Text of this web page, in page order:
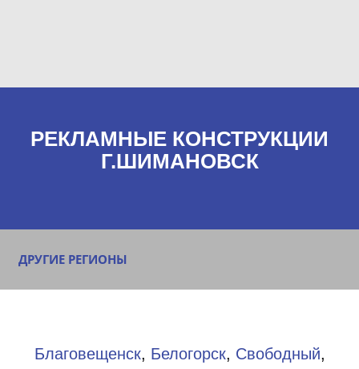
РЕКЛАМНЫЕ КОНСТРУКЦИИ
Г.ШИМАНОВСК
ДРУГИЕ РЕГИОНЫ
Благовещенск, Белогорск, Свободный,